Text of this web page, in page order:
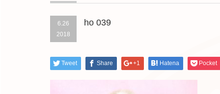
6.26
2018
ho 039
Tweet Share +1 Hatena Pocket